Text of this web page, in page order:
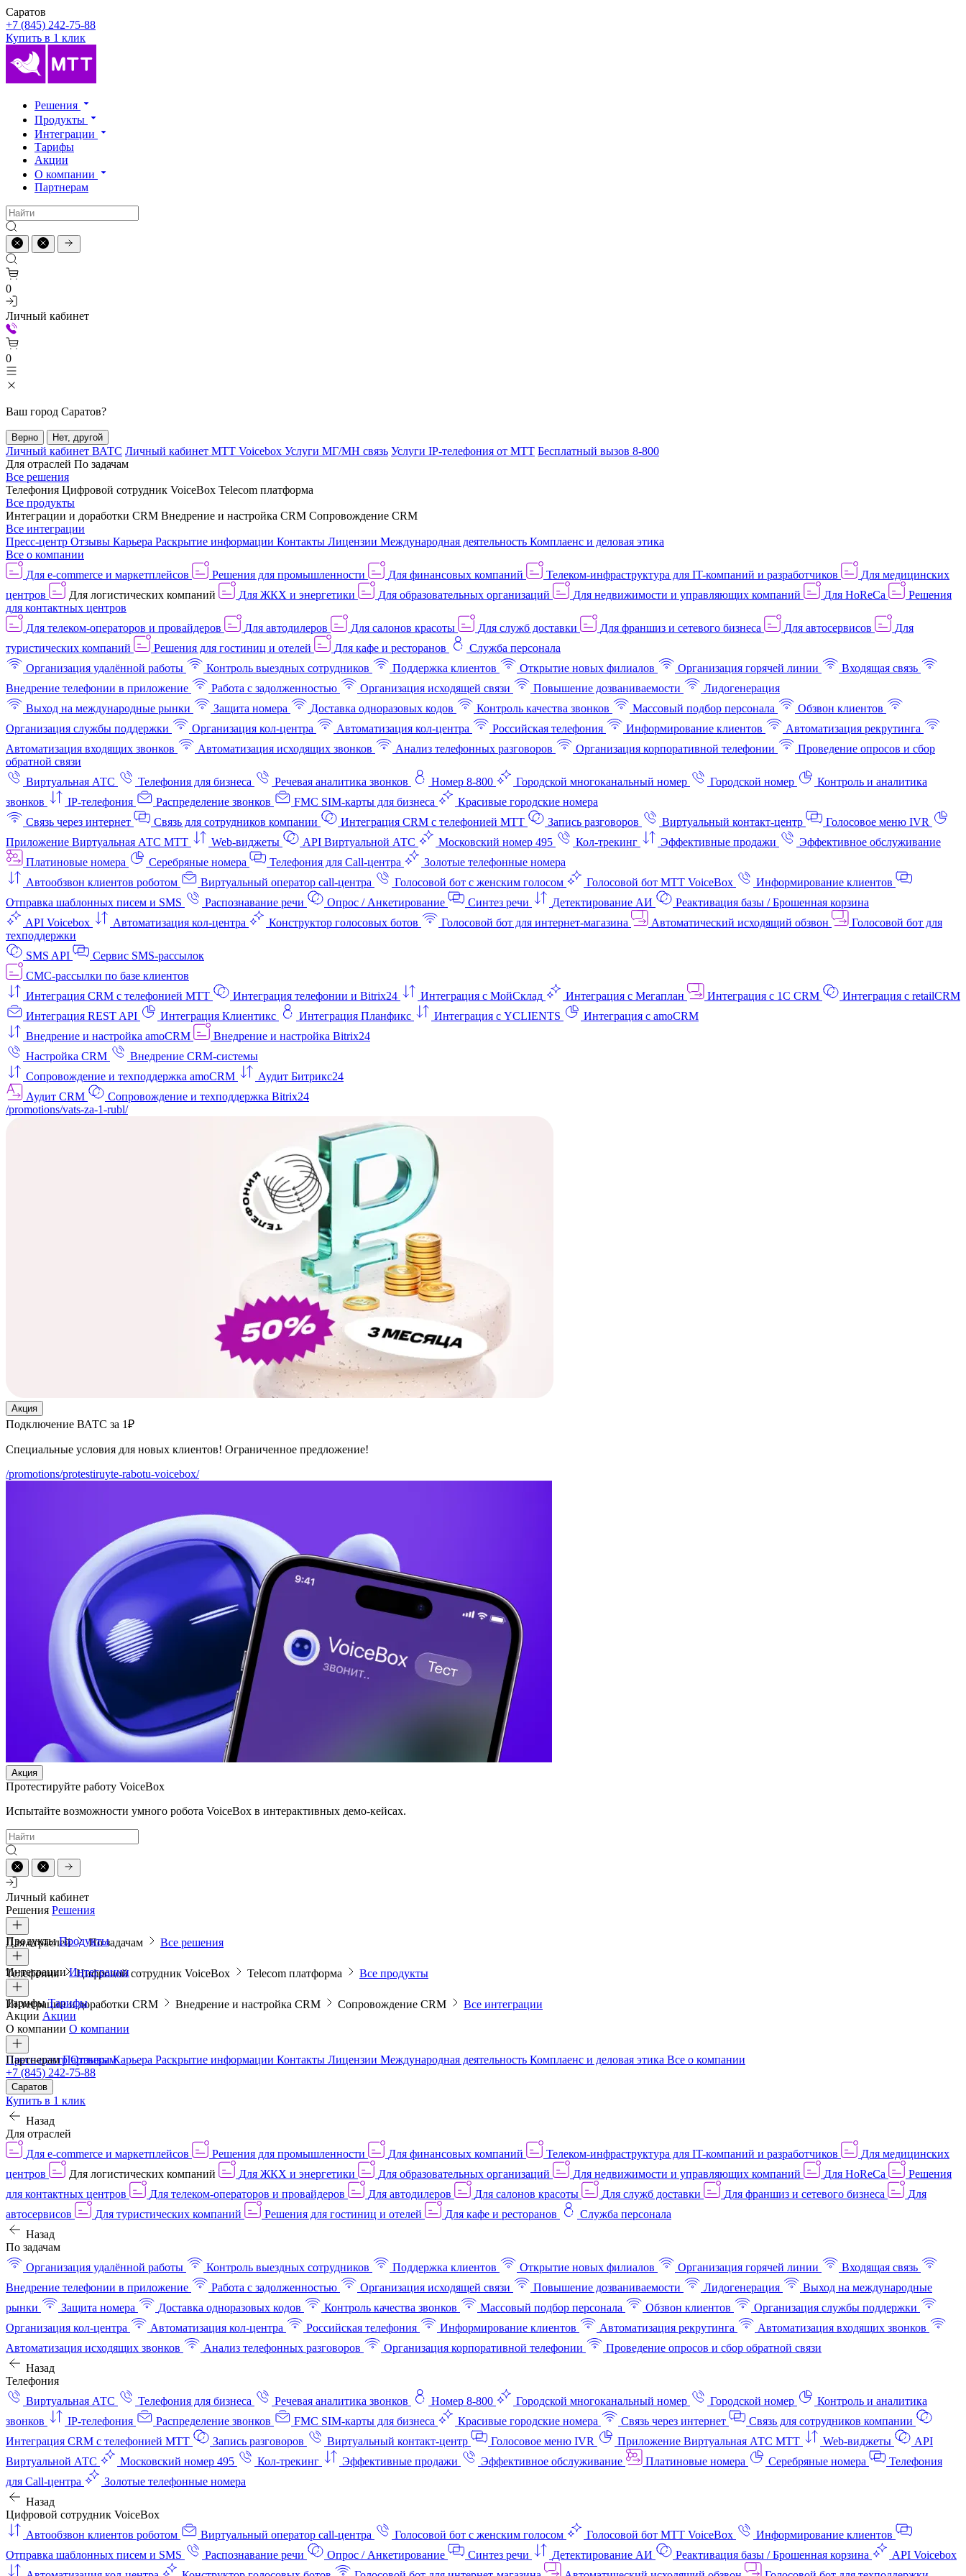
Саратов
+7 (845) 242-75-88
Купить в 1 клик
Решения
Продукты
Интеграции
Тарифы
Акции
О компании
Партнерам
0
Личный кабинет
0
Ваш город Саратов?
Верно Нет, другой
Личный кабинет ВАТС Личный кабинет МТТ Voicebox Услуги МГ/МН связь Услуги IP-телефония от МТТ Бесплатный вызов 8-800
Для отраслей По задачам
Все решения
Телефония Цифровой сотрудник VoiceBox Telecom платформа
Все продукты
Интеграции и доработки CRM Внедрение и настройка CRM Сопровождение CRM
Все интеграции
Пресс-центр Отзывы Карьера Раскрытие информации Контакты Лицензии Международная деятельность Комплаенс и деловая этика
Все о компании
Для e-commerce и маркетплейсов
Решения для промышленности Для финансовых компаний Телеком-инфраструктура для IT-компаний и разработчиков
Для медицинских
центров
Для логистических компаний Для ЖКХ и энергетики Для образовательных организаций Для недвижимости и управляющих компаний Для HoReCa
Решения
для контактных центров
Для телеком-операторов и провайдеров
Для автодилеров Для салонов красоты Для служб доставки Для франшиз и сетевого бизнеса Для автосервисов
Для
туристических компаний
Решения для гостиниц и отелей Для кафе и ресторанов
Служба персонала
Организация удалённой работы
Контроль выездных сотрудников Поддержка клиентов Открытие новых филиалов Организация горячей линии
Входящая связь
Внедрение телефонии в приложение
Работа с задолженностью Организация исходящей связи Повышение дозваниваемости
Лидогенерация
Выход на международные рынки
Защита номера Доставка одноразовых кодов Контроль качества звонков Массовый подбор персонала
Обзвон клиентов
Организация службы поддержки
Организация кол-центра Автоматизация кол-центра Российская телефония Информирование клиентов
Автоматизация рекрутинга
Автоматизация входящих звонков
Автоматизация исходящих звонков Анализ телефонных разговоров Организация корпоративной телефонии
Проведение опросов и сбор
обратной связи
Виртуальная АТС
Телефония для бизнеса Речевая аналитика звонков Номер 8-800 Городской многоканальный номер Городской номер
Контроль и аналитика
звонков
IP-телефония Распределение звонков FMC SIM-карты для бизнеса
Красивые городские номера
Связь через интернет
Связь для сотрудников компании Интеграция CRM с телефонией МТТ Запись разговоров Виртуальный контакт‑центр
Голосовое меню IVR
Приложение Виртуальная АТС МТТ
Web-виджеты API Виртуальной АТС Московский номер 495 Кол-трекинг Эффективные продажи
Эффективное обслуживание
Платиновые номера
Серебряные номера Телефония для Call-центра
Золотые телефонные номера
Автообзвон клиентов роботом
Виртуальный оператор call-центра Голосовой бот с женским голосом Голосовой бот МТТ VoiceBox
Информирование клиентов
Отправка шаблонных писем и SMS
Распознавание речи Опрос / Анкетирование Синтез речи Детектирование АИ
Реактивация базы / Брошенная корзина
API Voicebox
Автоматизация кол‑центра Конструктор голосовых ботов Голосовой бот для интернет‑магазина Автоматический исходящий обзвон
Голосовой бот для
техподдержки
SMS API
Сервис SMS-рассылок
СМС-рассылки по базе клиентов
Интеграция CRM с телефонией МТТ
Интеграция телефонии и Bitrix24 Интеграция с МойСклад Интеграция с Мегаплан Интеграция с 1C CRM
Интеграция с retailCRM
Интеграция REST API
Интеграция Клиентикс Интеграция Планфикс Интеграция с YCLIENTS
Интеграция с amoCRM
Внедрение и настройка amoCRM
Внедрение и настройка Bitrix24
Настройка CRM
Внедрение CRM-системы
Сопровождение и техподдержка amoCRM
Аудит Битрикс24
Аудит CRM
Сопровождение и техподдержка Bitrix24
/promotions/vats-za-1-rubl/
Акция
Подключение ВАТС за 1₽
Специальные условия для новых клиентов! Ограниченное предложение!
/promotions/protestiruyte-rabotu-voicebox/
Акция
Протестируйте работу VoiceBox
Испытайте возможности умного робота VoiceBox в интерактивных демо-кейсах.
Личный кабинет
Решения Решения
Для отраслей По задачам Все решения
ПродуктыПродукты
Телефония Цифровой сотрудник VoiceBox Telecom платформа Все продукты
ИнтеграцииИнтеграции
Интеграции и доработки CRM Внедрение и настройка CRM Сопровождение CRM Все интеграции
ТарифыТарифы
Акции Акции
О компании О компании
Пресс-центрОтзывыКарьера Раскрытие информации Контакты Лицензии Международная деятельность Комплаенс и деловая этика Все о компании
ПартнерамПартнерам
+7 (845) 242-75-88
Саратов
Купить в 1 клик
Назад
Для отраслей
Для e-commerce и маркетплейсов
Решения для промышленности Для финансовых компаний Телеком-инфраструктура для IT-компаний и разработчиков
Для медицинских
центров
Для логистических компаний Для ЖКХ и энергетики Для образовательных организаций Для недвижимости и управляющих компаний Для HoReCa
Решения
для контактных центров
Для телеком-операторов и провайдеров Для автодилеров Для салонов красоты Для служб доставки Для франшиз и сетевого бизнеса
Для
автосервисов
Для туристических компаний Решения для гостиниц и отелей Для кафе и ресторанов
Служба персонала
Назад
По задачам
Организация удалённой работы
Контроль выездных сотрудников Поддержка клиентов Открытие новых филиалов Организация горячей линии
Входящая связь
Внедрение телефонии в приложение
Работа с задолженностью Организация исходящей связи Повышение дозваниваемости Лидогенерация
Выход на международные
рынки
Защита номера Доставка одноразовых кодов Контроль качества звонков Массовый подбор персонала Обзвон клиентов
Организация службы поддержки
Организация кол-центра
Автоматизация кол-центра Российская телефония Информирование клиентов Автоматизация рекрутинга
Автоматизация входящих звонков
Автоматизация исходящих звонков
Анализ телефонных разговоров Организация корпоративной телефонии
Проведение опросов и сбор обратной связи
Назад
Телефония
Виртуальная АТС
Телефония для бизнеса Речевая аналитика звонков Номер 8-800 Городской многоканальный номер Городской номер
Контроль и аналитика
звонков
IP-телефония Распределение звонков FMC SIM-карты для бизнеса Красивые городские номера Связь через интернет
Связь для сотрудников компании
Интеграция CRM с телефонией МТТ
Запись разговоров Виртуальный контакт‑центр Голосовое меню IVR Приложение Виртуальная АТС МТТ Web-виджеты
API
Виртуальной АТС
Московский номер 495 Кол-трекинг Эффективные продажи Эффективное обслуживание Платиновые номера Серебряные номера
Телефония
для Call-центра
Золотые телефонные номера
Назад
Цифровой сотрудник VoiceBox
Автообзвон клиентов роботом
Виртуальный оператор call-центра Голосовой бот с женским голосом Голосовой бот МТТ VoiceBox
Информирование клиентов
Отправка шаблонных писем и SMS
Распознавание речи Опрос / Анкетирование Синтез речи Детектирование АИ Реактивация базы / Брошенная корзина
API Voicebox